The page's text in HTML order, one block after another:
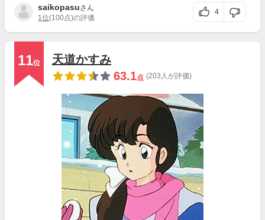
saikopasuさん
1位(100点)の評価
4
11位
天道かすみ
63.1点 (203人が評価)